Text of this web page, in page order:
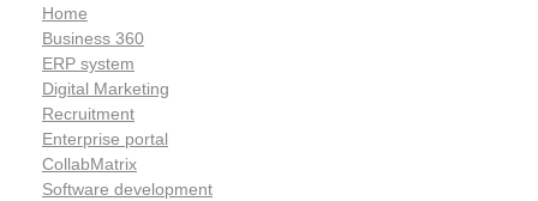
Home
Business 360
ERP system
Digital Marketing
Recruitment
Enterprise portal
CollabMatrix
Software development